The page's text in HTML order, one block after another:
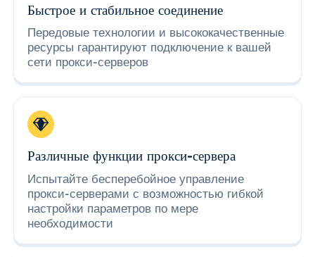
Быстрое и стабильное соединение
Передовые технологии и высококачественные
ресурсы гарантируют подключение к вашей
сети прокси-серверов
Различные функции прокси-сервера
Испытайте бесперебойное управление
прокси-серверами с возможностью гибкой
настройки параметров по мере
необходимости